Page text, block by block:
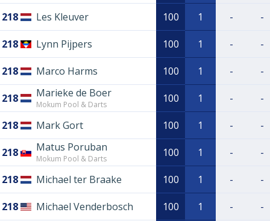
218 Les Kleuver 100 1 - -
218 Lynn Pijpers 100 1 - -
218 Marco Harms 100 1 - -
218 Marieke de Boer
Mokum Pool & Darts 100 1 - -
218 Mark Gort 100 1 - -
218 Matus Poruban
Mokum Pool & Darts 100 1 - -
218 Michael ter Braake 100 1 - -
218 Michael Venderbosch 100 1 - -